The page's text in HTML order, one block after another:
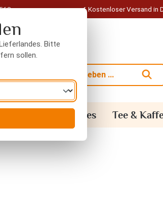
Kostenloser Versand in
Orientalisches Tee &
Bitte
sollen.